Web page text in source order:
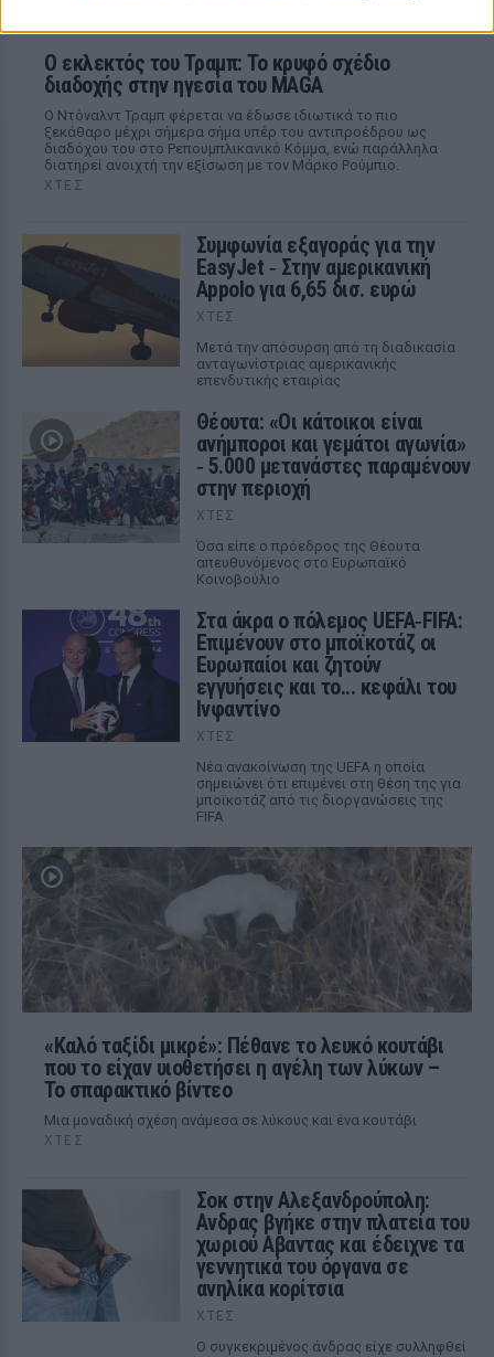
Ο εκλεκτός του Τραμπ: Το κρυφό σχέδιο
διαδοχής στην ηγεσία του MAGA
Ο Ντόναλντ Τραμπ φέρεται να έδωσε ιδιωτικά το πιο
ξεκάθαρο μέχρι σήμερα σήμα υπέρ του αντιπροέδρου ως
διαδόχου του στο Ρεπουμπλικανικό Κόμμα, ενώ παράλληλα
διατηρεί ανοιχτή την εξίσωση με τον Μάρκο Ρούμπιο.
ΧΤΕΣ
Συμφωνία εξαγοράς για την
EasyJet ‑ Στην αμερικανική
Appolo για 6,65 δισ. ευρώ
ΧΤΕΣ
Μετά την απόσυρση από τη διαδικασία
ανταγωνίστριας αμερικανικής
επενδυτικής εταιρίας
Θέουτα: «Οι κάτοικοι είναι
ανήμποροι και γεμάτοι αγωνία»
‑ 5.000 μετανάστες παραμένουν
στην περιοχή
ΧΤΕΣ
Όσα είπε ο πρόεδρος της Θέουτα
απευθυνόμενος στο Ευρωπαϊκό
Κοινοβούλιο
Στα άκρα ο πόλεμος UEFA‑FIFA:
Επιμένουν στο μποϊκοτάζ οι
Ευρωπαίοι και ζητούν
εγγυήσεις και το... κεφάλι του
Ινφαντίνο
ΧΤΕΣ
Νέα ανακοίνωση της UEFA η οποία
σημειώνει ότι επιμένει στη θέση της για
μποϊκοτάζ από τις διοργανώσεις της
FIFA
«Καλό ταξίδι μικρέ»: Πέθανε το λευκό κουτάβι
που το είχαν υιοθετήσει η αγέλη των λύκων –
Το σπαρακτικό βίντεο
Μια μοναδική σχέση ανάμεσα σε λύκους και ένα κουτάβι
ΧΤΕΣ
Σοκ στην Αλεξανδρούπολη:
Ανδρας βγήκε στην πλατεία του
χωριού Αβαντας και έδειχνε τα
γεννητικά του όργανα σε
ανηλίκα κορίτσια
ΧΤΕΣ
Ο συγκεκριμένος άνδρας είχε συλληφθεί